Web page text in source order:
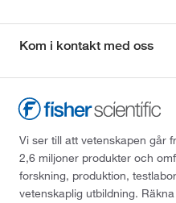
Kom i kontakt med oss
Vi ser till att vetenskapen går
2,6 miljoner produkter och
forskning, produktion,
vetenskaplig utbildning.